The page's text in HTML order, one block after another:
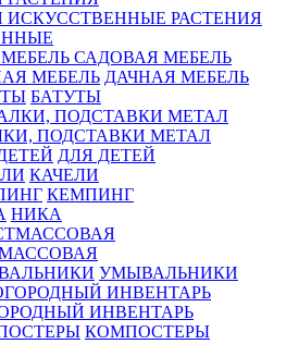
РАСТЕНИЯ
САДОВАЯ МЕБЕЛЬ
ДАЧНАЯ МЕБЕЛЬ
БАТУТЫ
ПОДСТАВКИ МЕТАЛ
ДЛЯ ДЕТЕЙ
КАЧЕЛИ
КЕМПИНГ
НИКА
УМЫВАЛЬНИКИ
ИНВЕНТАРЬ
КОМПОСТЕРЫ